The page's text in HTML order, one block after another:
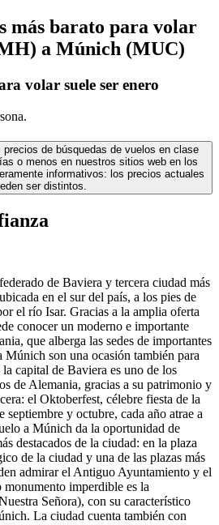
más barato para volar
a Múnich (MUC)
volar suele ser enero
de búsquedas de vuelos en clase
o menos en nuestros sitios web en los
informativos: los precios actuales
ser distintos.
de Baviera y tercera ciudad más
en el sur del país, a los pies de
el río Isar. Gracias a la amplia oferta
conocer un moderno e importante
que alberga las sedes de importantes
Múnich son una ocasión también para
capital de Baviera es uno de los
de Alemania, gracias a su patrimonio y
el Oktoberfest, célebre fiesta de la
septiembre y octubre, cada año atrae a
a Múnich da la oportunidad de
destacados de la ciudad: en la plaza
de la ciudad y una de las plazas más
admirar el Antiguo Ayuntamiento y el
imperdible es la
Señora), con su característico
La ciudad cuenta también con